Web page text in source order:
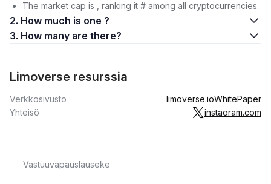
The market cap is , ranking it # among all cryptocurrencies.
2. How much is one ?
3. How many are there?
Limoverse resurssia
Verkkosivusto limoverse.ioWhitePaper
Yhteisö
instagram.com
Vastuuvapauslauseke